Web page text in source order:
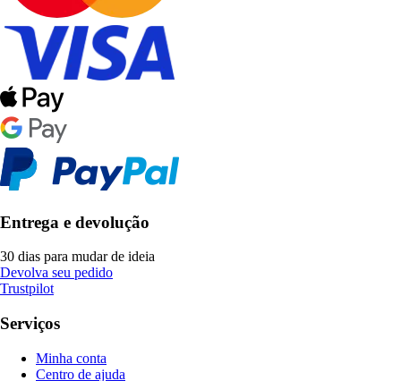
Entrega e devolução
30 dias para mudar de ideia
Devolva seu pedido
Trustpilot
Serviços
Minha conta
Centro de ajuda